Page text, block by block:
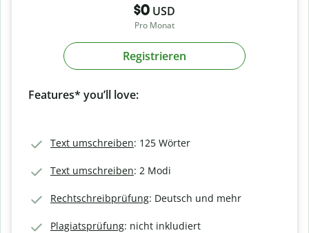
$0 USD
Pro Monat
Registrieren
Features* you’ll love:
Text umschreiben: 125 Wörter
Text umschreiben: 2 Modi
Rechtschreibprüfung: Deutsch und mehr
Plagiatsprüfung: nicht inkludiert